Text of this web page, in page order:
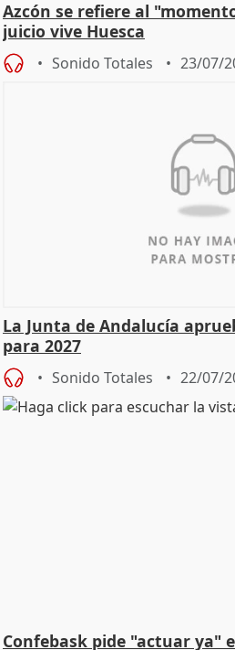
Azcón se refiere al
juicio vive Huesca
Sonido Totales 23/07/
La Junta de Andalucía
para 2027
Sonido Totales 22/07/
Confebask pide "actuar ya"